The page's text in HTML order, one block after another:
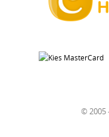
© 2005